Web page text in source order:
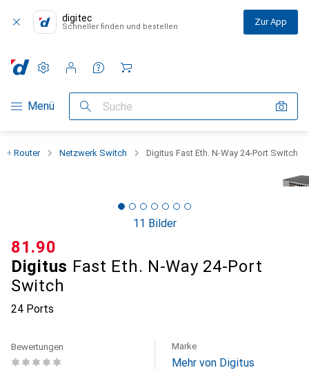
digitec
Schneller finden und bestellen Zur App
Navigation nach Kategorien
Menü Suche
Einstellungen
Kundenkonto
Vergleichslisten
Merklisten
Warenkorb
+ Router Netzwerk Switch Digitus Fast Eth. N-Way 24-Port Switch
11 Bilder
Digitus Fast Eth. N-Way 24-Port
Switch
24 Ports
CHF
81.90
Bewertungen Marke
Mehr von Digitus